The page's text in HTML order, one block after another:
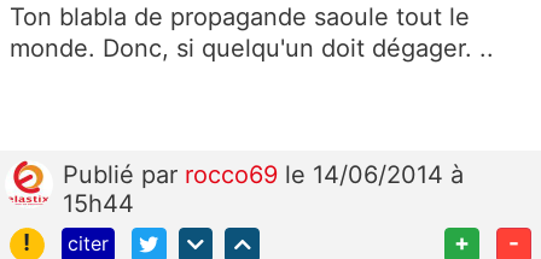
Ton blabla de propagande saoule tout le
monde. Donc, si quelqu'un doit dégager. ..
Publié par rocco69 le 14/06/2014 à
15h44
!
citer + -